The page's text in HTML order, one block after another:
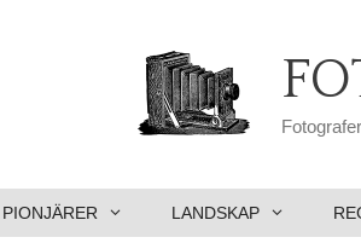
PIONJÄRER LANDSKAP